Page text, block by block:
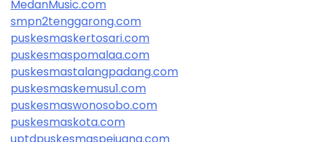
MedanMusic.com
smpn2tenggarong.com
puskesmaskertosari.com
puskesmaspomalaa.com
puskesmastalangpadang.com
puskesmaskemusu1.com
puskesmaswonosobo.com
puskesmaskota.com
uptdpuskesmaspejuang.com